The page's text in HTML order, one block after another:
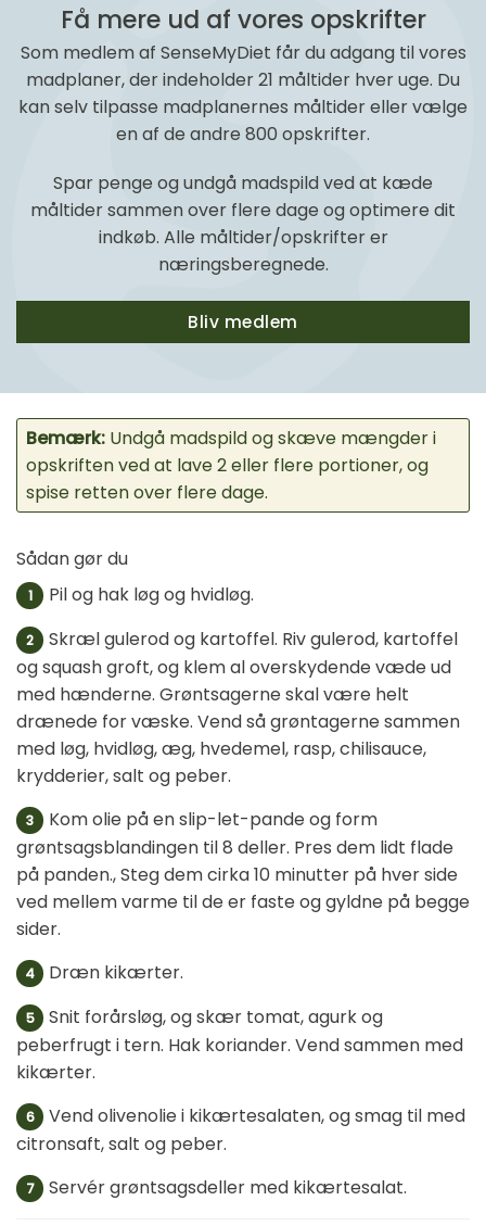
Få mere ud af vores opskrifter
Som medlem af SenseMyDiet får du adgang til vores
madplaner, der indeholder 21 måltider hver uge. Du
kan selv tilpasse madplanernes måltider eller vælge
en af de andre 800 opskrifter.
Spar penge og undgå madspild ved at kæde
måltider sammen over flere dage og optimere dit
indkøb. Alle måltider/opskrifter er
næringsberegnede.
Bliv medlem
Bemærk: Undgå madspild og skæve mængder i
opskriften ved at lave 2 eller flere portioner, og
spise retten over flere dage.
Sådan gør du
1 Pil og hak løg og hvidløg.
2
Skræl gulerod og kartoffel. Riv gulerod, kartoffel
og squash groft, og klem al overskydende væde ud
med hænderne. Grøntsagerne skal være helt
drænede for væske. Vend så grøntagerne sammen
med løg, hvidløg, æg, hvedemel, rasp, chilisauce,
krydderier, salt og peber.
3
Kom olie på en slip-let-pande og form
grøntsagsblandingen til 8 deller. Pres dem lidt flade
på panden., Steg dem cirka 10 minutter på hver side
ved mellem varme til de er faste og gyldne på begge
sider.
4 Dræn kikærter.
5
Snit forårsløg, og skær tomat, agurk og
peberfrugt i tern. Hak koriander. Vend sammen med
kikærter.
6
Vend olivenolie i kikærtesalaten, og smag til med
citronsaft, salt og peber.
7 Servér grøntsagsdeller med kikærtesalat.